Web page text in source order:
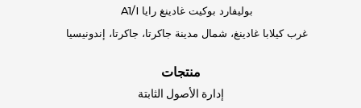
بوليفارد بوكيت غادينغ رايا A1/I
غرب كيلابا غادينغ، شمال مدينة جاكرتا، جاكرتا، إندونيسيا
منتجات
إدارة الأصول الثابتة